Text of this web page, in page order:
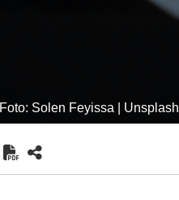
Foto: Solen Feyissa | Unsplash